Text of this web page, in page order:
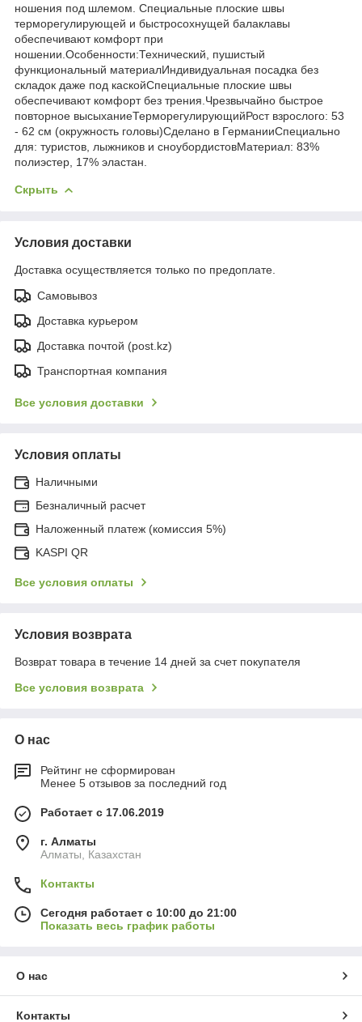
ношения под шлемом. Специальные плоские швы
терморегулирующей и быстросохнущей балаклавы
обеспечивают комфорт при
ношении.Особенности:Технический, пушистый
функциональный материалИндивидуальная посадка без
складок даже под каскойСпециальные плоские швы
обеспечивают комфорт без трения.Чрезвычайно быстрое
повторное высыханиеТерморегулирующийРост взрослого: 53
- 62 см (окружность головы)Сделано в ГерманииСпециально
для: туристов, лыжников и сноубордистовМатериал: 83%
полиэстер, 17% эластан.
Скрыть
Условия доставки
Доставка осуществляется только по предоплате.
Самовывоз
Доставка курьером
Доставка почтой (post.kz)
Транспортная компания
Все условия доставки
Условия оплаты
Наличными
Безналичный расчет
Наложенный платеж (комиссия 5%)
KASPI QR
Все условия оплаты
Условия возврата
Возврат товара в течение 14 дней за счет покупателя
Все условия возврата
О нас
Рейтинг не сформирован
Менее 5 отзывов за последний год
Работает с 17.06.2019
г. Алматы
Алматы, Казахстан
Контакты
Сегодня работает с 10:00 до 21:00
Показать весь график работы
О нас
Контакты